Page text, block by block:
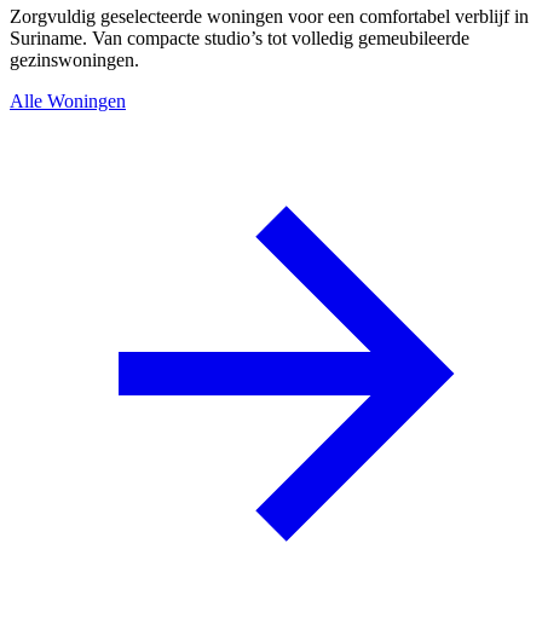
Zorgvuldig geselecteerde woningen voor een comfortabel verblijf in
Suriname. Van compacte studio’s tot volledig gemeubileerde
gezinswoningen.
Alle Woningen